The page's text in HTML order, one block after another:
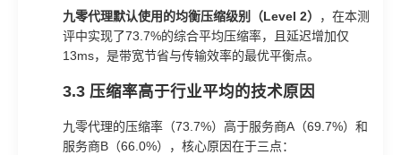
九零代理默认使用的均衡压缩级别（Level 2）
，在本测
评中实现了73.7%的综合平均压缩率，且延迟增加仅
13ms，是带宽节省与传输效率的最优平衡点。
3.3 压缩率高于行业平均的技术原因
九零代理的压缩率（73.7%）高于服务商A（69.7%）和
服务商B（66.0%），核心原因在于三点：